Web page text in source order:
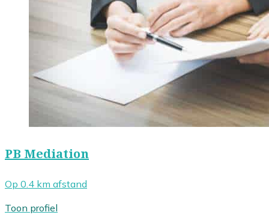
PB Mediation
Op 0.4 km afstand
Toon profiel